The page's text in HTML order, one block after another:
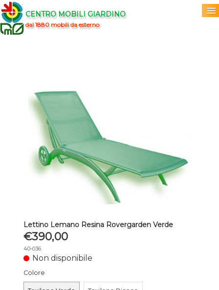
CENTRO MOBILI GIARDINO
dal 1880 mobili da esterno
Marchi▼
Prodotti ▼
Lettino Lemano Resina Rovergarden Verde
€390,00
40-036
Non disponibile
Colore